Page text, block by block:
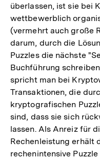
überlassen, ist sie bei
wettbewerblich
(vermehrt auch große
darum, durch die
Puzzles die nächste
Buchführung
spricht man bei
Transaktionen, die
kryptografischen
sind, dass sie sich
lassen. Als Anreiz für
Rechenleistung erhält
rechenintensive